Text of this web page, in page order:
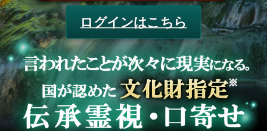
ログインはこちら